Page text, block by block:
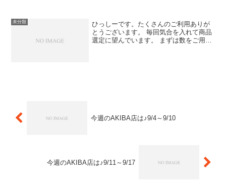
写真と一緒にonedropから皆様への...
未分類
ひっしーです。たくさんのご利用ありが
とうございます。 毎回気合を入れて商品
選定に望んでいます。 まずは数をご用意
今週のAKIBA店は♪9/4～9/10
今週のAKIBA店は♪9/11～9/17